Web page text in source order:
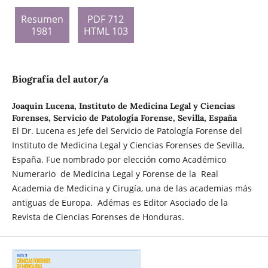
Resumen
1981
PDF 712
HTML 103
Biografía del autor/a
Joaquin Lucena, Instituto de Medicina Legal y Ciencias
Forenses, Servicio de Patología Forense, Sevilla, España
El Dr. Lucena es Jefe del Servicio de Patología Forense del
Instituto de Medicina Legal y Ciencias Forenses de Sevilla,
España. Fue nombrado por elección como Académico
Numerario de Medicina Legal y Forense de la Real
Academia de Medicina y Cirugía, una de las academias más
antiguas de Europa. Adémas es Editor Asociado de la
Revista de Ciencias Forenses de Honduras.